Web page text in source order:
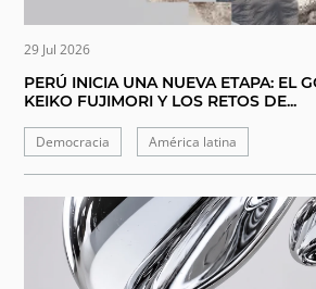
29 Jul 2026
PERÚ INICIA UNA NUEVA ETAPA: EL
KEIKO FUJIMORI Y LOS RETOS DE...
Democracia América latina